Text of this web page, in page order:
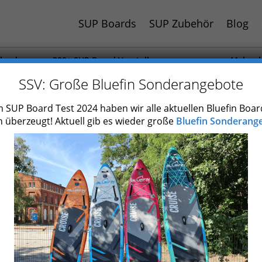
SUP Boards SUP Zubehör Blog
300+ SUP Board Vorstellungen
Auch Paddel und Zubehör getestet
Mehr
SUP
Holzoptik Test: Die 6
Holzoptik SUP Boards
SSV: Große Bluefin Sonderangebote
SUP Board Test 2024 haben wir alle aktuellen Bluefin
überzeugt! Aktuell gib es wieder große Bluefin